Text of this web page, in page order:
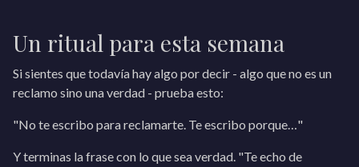
Un ritual para esta semana
Si sientes que todavía hay algo por decir - algo que no es un
reclamo sino una verdad - prueba esto:
"No te escribo para reclamarte. Te escribo porque…"
Y terminas la frase con lo que sea verdad. "Te echo de